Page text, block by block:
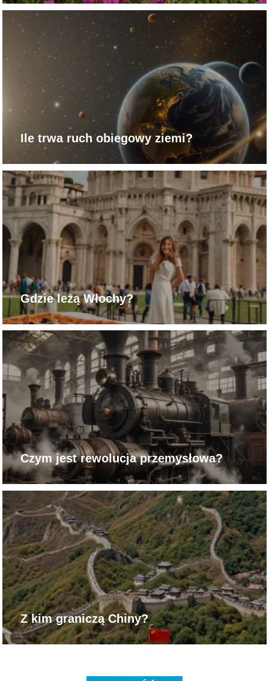
Ile trwa ruch obiegowy ziemi?
Gdzie leżą Włochy?
Czym jest rewolucja przemysłowa?
Z kim graniczą Chiny?